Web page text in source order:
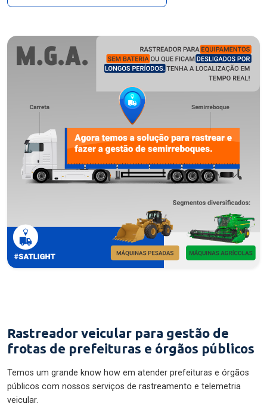
Rastreador veicular para gestão de
frotas de prefeituras e órgãos públicos
Temos um grande know how em atender prefeituras e órgãos
públicos com nossos serviços de rastreamento e telemetria
veicular.